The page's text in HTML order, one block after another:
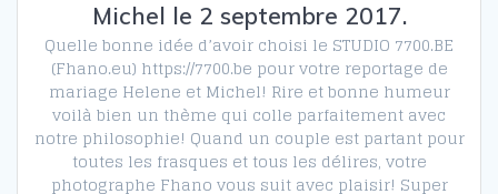
Michel le 2 septembre 2017.
Quelle bonne idée d’avoir choisi le STUDIO 7700.BE
(Fhano.eu) https://7700.be pour votre reportage de
mariage Helene et Michel! Rire et bonne humeur
voilà bien un thème qui colle parfaitement avec
notre philosophie! Quand un couple est partant pour
toutes les frasques et tous les délires, votre
photographe Fhano vous suit avec plaisir! Super